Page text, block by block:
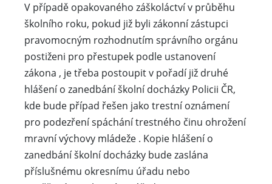
V případě opakovaného záškoláctví v průběhu
školního roku, pokud již byli zákonní zástupci
pravomocným rozhodnutím správního orgánu
postiženi pro přestupek podle ustanovení
zákona , je třeba postoupit v pořadí již druhé
hlášení o zanedbání školní docházky Policii ČR,
kde bude případ řešen jako trestní oznámení
pro podezření spáchání trestného činu ohrožení
mravní výchovy mládeže . Kopie hlášení o
zanedbání školní docházky bude zaslána
příslušnému okresnímu úřadu nebo